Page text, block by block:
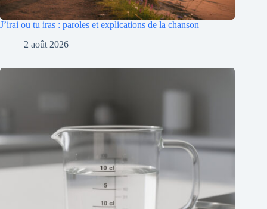
J’irai ou tu iras : paroles et explications de la chanson
2 août 2026